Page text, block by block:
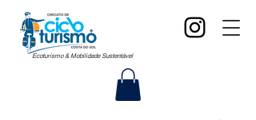
Ecoturismo & Mobilidade Sustentável